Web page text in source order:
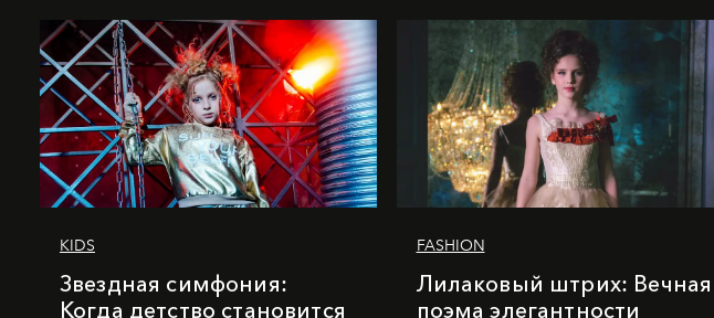
KIDS
Звездная симфония:
Когда детство становится
FASHION
Лилаковый штрих: Вечная
поэма элегантности